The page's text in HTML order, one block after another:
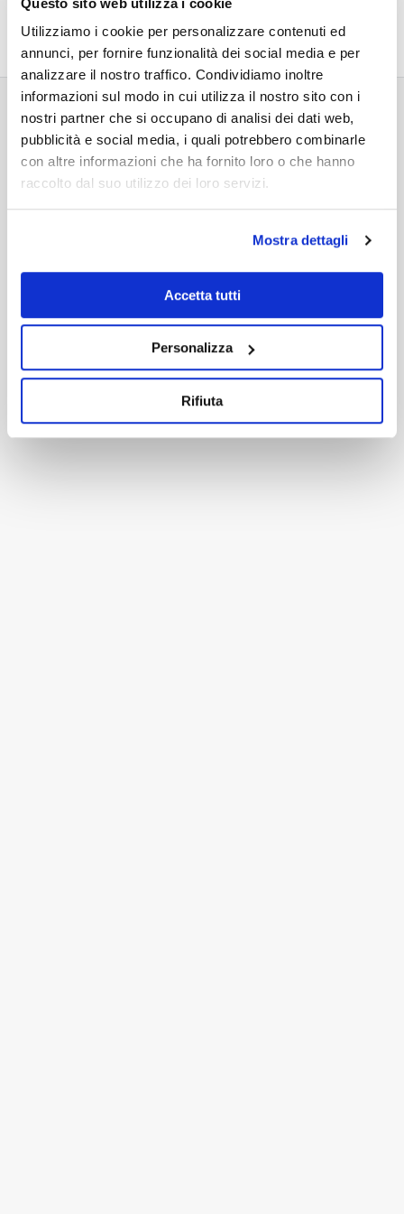
Utilizziamo i cookie per personalizzare contenuti ed
annunci, per fornire funzionalità dei social media e per
analizzare il nostro traffico. Condividiamo inoltre
informazioni sul modo in cui utilizza il nostro sito con i
nostri partner che si occupano di analisi dei dati web,
pubblicità e social media, i quali potrebbero combinarle
con altre informazioni che ha fornito loro o che hanno
raccolto dal suo utilizzo dei loro servizi.
Mostra dettagli
Accetta tutti
Personalizza
Rifiuta
RELATED PROJECTS